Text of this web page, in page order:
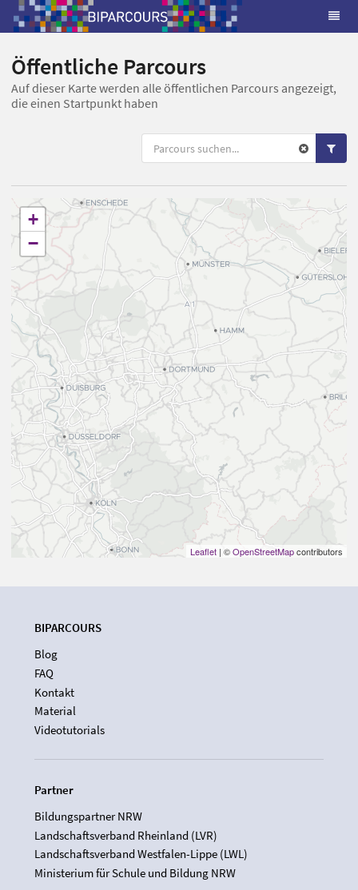
Öffentliche Parcours
Auf dieser Karte werden alle öffentlichen Parcours angezeigt,
die einen Startpunkt haben
+
−
Leaflet | ©OpenStreetMapcontributors
BIPARCOURS
Blog
FAQ
Kontakt
Material
Videotutorials
Partner
Bildungspartner NRW
Landschaftsverband Rheinland (LVR)
Landschaftsverband Westfalen-Lippe (LWL)
Ministerium für Schule und Bildung NRW